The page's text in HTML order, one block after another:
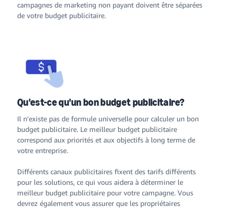
campagnes de marketing non payant doivent être séparées
de votre budget publicitaire.
Qu'est-ce qu'un bon budget publicitaire?
Il n'existe pas de formule universelle pour calculer un bon
budget publicitaire. Le meilleur budget publicitaire
correspond aux priorités et aux objectifs à long terme de
votre entreprise.
Différents canaux publicitaires fixent des tarifs différents
pour les solutions, ce qui vous aidera à déterminer le
meilleur budget publicitaire pour votre campagne. Vous
devrez également vous assurer que les propriétaires